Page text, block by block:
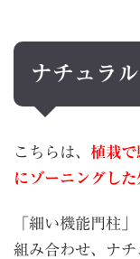
ナチュラル
こちらは、 植栽
にゾーニングし
「細い機能門柱
組み合わせ、ナ